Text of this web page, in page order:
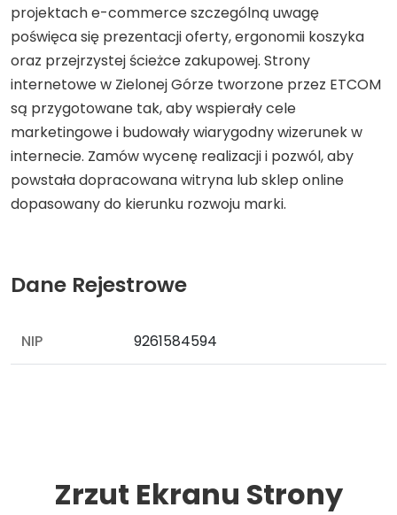
projektach e-commerce szczególną uwagę
poświęca się prezentacji oferty, ergonomii koszyka
oraz przejrzystej ścieżce zakupowej. Strony
internetowe w Zielonej Górze tworzone przez ETCOM
są przygotowane tak, aby wspierały cele
marketingowe i budowały wiarygodny wizerunek w
internecie. Zamów wycenę realizacji i pozwól, aby
powstała dopracowana witryna lub sklep online
dopasowany do kierunku rozwoju marki.
Dane Rejestrowe
NIP 9261584594
Zrzut Ekranu Strony